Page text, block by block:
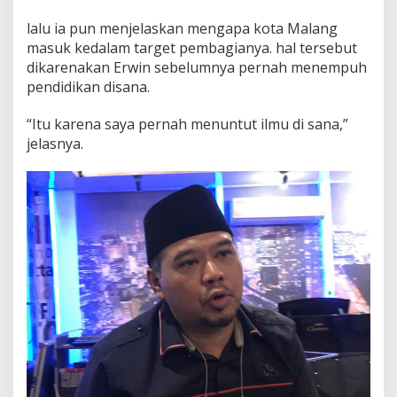
lalu ia pun menjelaskan mengapa kota Malang
masuk kedalam target pembagianya. hal tersebut
dikarenakan Erwin sebelumnya pernah menempuh
pendidikan disana.
“Itu karena saya pernah menuntut ilmu di sana,”
jelasnya.